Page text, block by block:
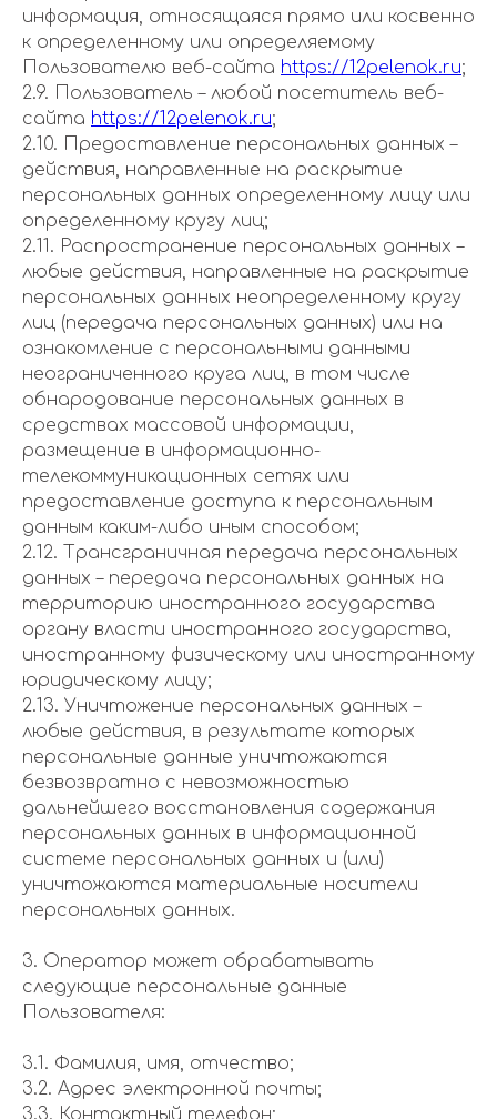
информация, относящаяся прямо или косвенно
к определенному или определяемому
Пользователю веб-сайта https://12pelenok.ru;
2.9. Пользователь – любой посетитель веб-
сайта https://12pelenok.ru;
2.10. Предоставление персональных данных –
действия, направленные на раскрытие
персональных данных определенному лицу или
определенному кругу лиц;
2.11. Распространение персональных данных –
любые действия, направленные на раскрытие
персональных данных неопределенному кругу
лиц (передача персональных данных) или на
ознакомление с персональными данными
неограниченного круга лиц, в том числе
обнародование персональных данных в
средствах массовой информации,
размещение в информационно-
телекоммуникационных сетях или
предоставление доступа к персональным
данным каким-либо иным способом;
2.12. Трансграничная передача персональных
данных – передача персональных данных на
территорию иностранного государства
органу власти иностранного государства,
иностранному физическому или иностранному
юридическому лицу;
2.13. Уничтожение персональных данных –
любые действия, в результате которых
персональные данные уничтожаются
безвозвратно с невозможностью
дальнейшего восстановления содержания
персональных данных в информационной
системе персональных данных и (или)
уничтожаются материальные носители
персональных данных.
3. Оператор может обрабатывать
следующие персональные данные
Пользователя:
3.1. Фамилия, имя, отчество;
3.2. Адрес электронной почты;
3.3. Контактный телефон;